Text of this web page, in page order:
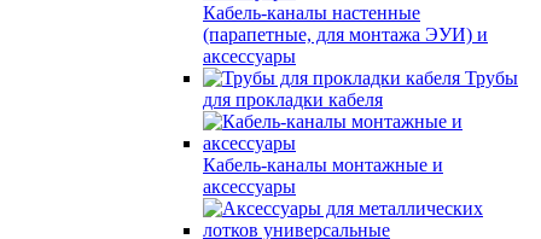
Кабель-каналы настенные
(парапетные, для монтажа ЭУИ) и
аксессуары
Трубы
для прокладки кабеля
Кабель-каналы монтажные и
аксессуары